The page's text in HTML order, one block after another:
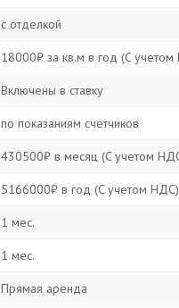
с отделкой
18000₽ за кв.м в год (C
Включены в ставку
по показаниям счетчиков
430500₽ в месяц (C учетом
5166000₽ в год (C учетом НДС)
1 мес.
1 мес.
Прямая аренда